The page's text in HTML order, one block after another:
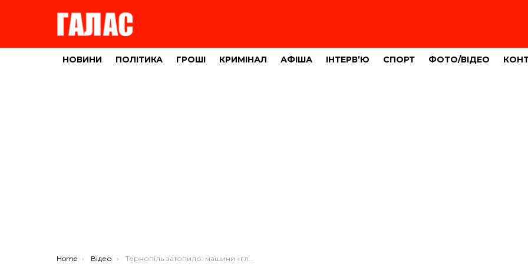
НОВИНИ ПОЛІТИКА ГРОШІ КРИМІНАЛ АФІША ІНТЕРВ’Ю СПОРТ ФОТО/ВІДЕО
You are here:
Home Відео Тернопіль затопило: машини «глохнуть» посеред калюж (ВІДЕО)